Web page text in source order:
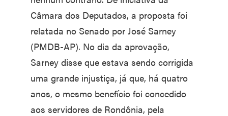
Câmara dos Deputados, a proposta foi
relatada no Senado por José Sarney
(PMDB-AP). No dia da aprovação,
Sarney disse que estava sendo corrigida
uma grande injustiça, já que, há quatro
anos, o mesmo benefício foi concedido
aos servidores de Rondônia, pela